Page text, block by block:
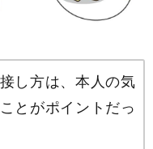
し方は、本人の気
とがポイントだっ